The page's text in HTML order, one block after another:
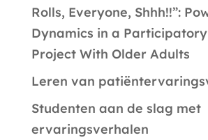
Rolls, Everyone, Shhh!!”:
Dynamics in a
Project With Older Adults
Leren van
Studenten aan de slag met
ervaringsverhalen